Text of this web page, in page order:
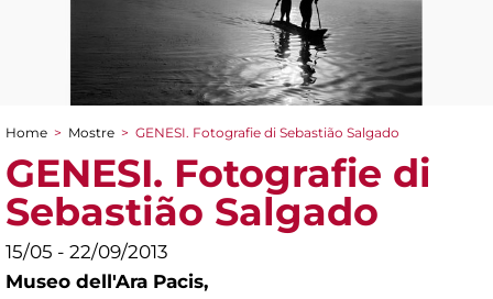
Tu sei qui
Home > Mostre > GENESI. Fotografie di Sebastião Salgado
GENESI. Fotografie di
Sebastião Salgado
15/05 - 22/09/2013
Museo dell'Ara Pacis,